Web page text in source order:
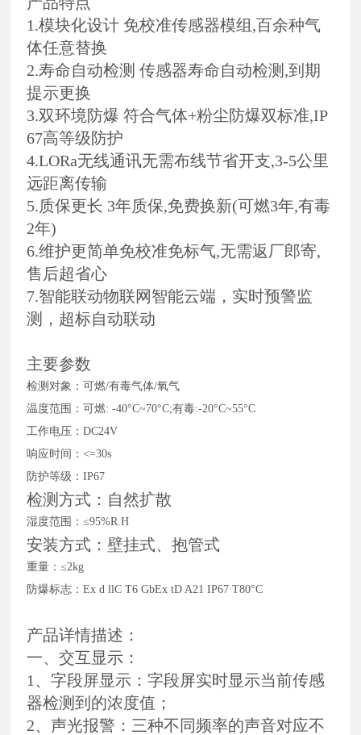
1.模块化设计 免校准传感器模组,百余种气
体任意替换
2.寿命自动检测 传感器寿命自动检测,到期
提示更换
3.双环境防爆 符合气体+粉尘防爆双标准,IP
67高等级防护
4.LORa无线通讯无需布线节省开支,3-5公里
远距离传输
5.质保更长 3年质保,免费换新(可燃3年,有毒
2年)
6.维护更简单免校准免标气,无需返厂郎寄,
售后超省心
7.智能联动物联网智能云端，实时预警监
测，超标自动联动
主要参数
检测对象：可燃/有毒气体/氧气
温度范围：可燃: -40°C~70°C;有毒:-20°C~55°C
工作电压：DC24V
响应时间：<=30s
防护等级：IP67
检测方式：自然扩散
湿度范围：≤95%R.H
安装方式：壁挂式、抱管式
重量：≤2kg
防爆标志：Ex d llC T6 GbEx tD A21 IP67 T80°C
产品详情描述：
一、交互显示：
1、字段屏显示：字段屏实时显示当前传感
器检测到的浓度值；
2、声光报警：三种不同频率的声音对应不